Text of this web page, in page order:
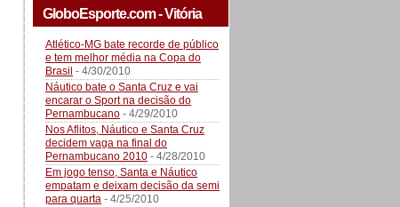
GloboEsporte.com - Vitória
Atlético-MG bate recorde de público
e tem melhor média na Copa do
Brasil - 4/30/2010
Náutico bate o Santa Cruz e vai
encarar o Sport na decisão do
Pernambucano - 4/29/2010
Nos Aflitos, Náutico e Santa Cruz
decidem vaga na final do
Pernambucano 2010 - 4/28/2010
Em jogo tenso, Santa e Náutico
empatam e deixam decisão da semi
para quarta - 4/25/2010